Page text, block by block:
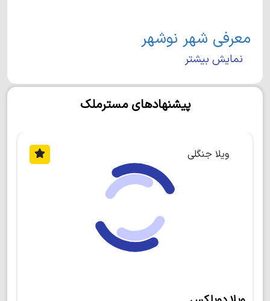
معرفی شهر نوشهر
بندر نوشهر در غرب استان مازندران واقع شده و یکی از
از شرق به شهر نور و از غرب به چالوس منتهی می‌شود. در
جنوب نوشهر، کوه‌های البرز و شهر کوهستانی بلده قرار دارد.
گردشگری، استقرار فرودگاه، بندر کشتی، نیروی دریایی ارتش
و ایستگاه سینوپتیک از دلایل مطرح بودن نوشهر در کشور
جاذبه‌های طبیعی و اماکن تاریخی شهر
دریاچه ارواح، روستای کندلوس، آبشار چلندر، پلاژ حسینی،
نمایش بیشتر
پیشنهادهای مسترملک